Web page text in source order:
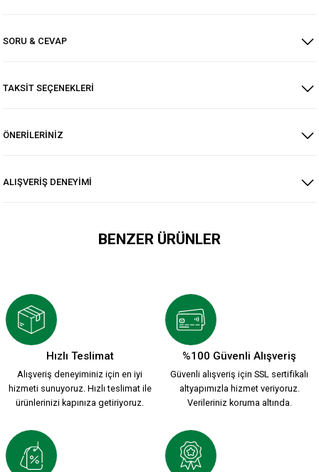
SORU & CEVAP
TAKSİT SEÇENEKLERİ
ÖNERİLERİNİZ
ALIŞVERİŞ DENEYİMİ
BENZER ÜRÜNLER
2.200,00 TL
ATA MİRASI 2026-2027 HUMMEL YENİ SEZON FORMASI Ç.
1.912,00 TL
Hızlı Teslimat
Alışveriş deneyiminiz için en iyi
hizmeti sunuyoruz. Hızlı teslimat ile
ürünlerinizi kapınıza getiriyoruz.
%100 Güvenli Alışveriş
Güvenli alışveriş için SSL sertifikalı
altyapımızla hizmet veriyoruz.
Verileriniz koruma altında.